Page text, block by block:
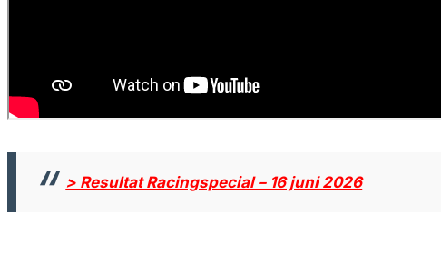
> Resultat Racingspecial – 16 juni 2026